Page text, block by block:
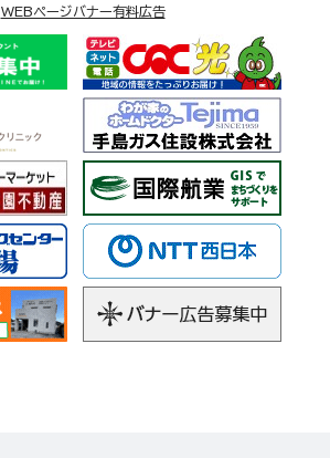
WEBページバナー有料広告